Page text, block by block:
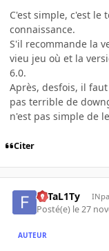
C'est simple, c'est le
connaissance.
S'il recommande la
vieu jeu où et la
6.0.
Après, desfois, il
pas terrible de
n'est pas simple de
Citer
FaTaL1Ty
Posté(e) le 27
AUTEUR